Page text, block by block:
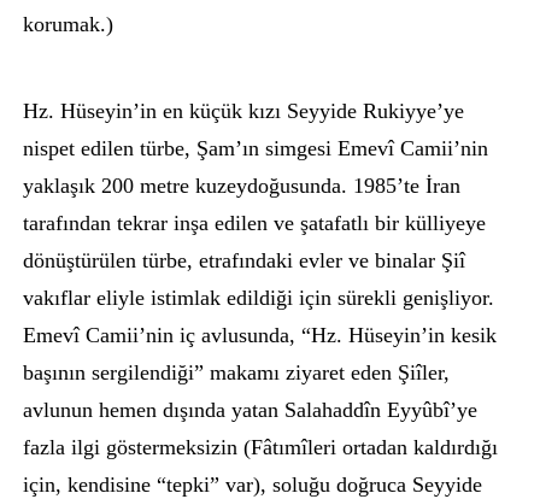
korumak.)
Hz. Hüseyin’in en küçük kızı Seyyide Rukiyye’ye
nispet edilen türbe, Şam’ın simgesi Emevî Camii’nin
yaklaşık 200 metre kuzeydoğusunda. 1985’te İran
tarafından tekrar inşa edilen ve şatafatlı bir külliyeye
dönüştürülen türbe, etrafındaki evler ve binalar Şiî
vakıflar eliyle istimlak edildiği için sürekli genişliyor.
Emevî Camii’nin iç avlusunda, “Hz. Hüseyin’in kesik
başının sergilendiği” makamı ziyaret eden Şiîler,
avlunun hemen dışında yatan Salahaddîn Eyyûbî’ye
fazla ilgi göstermeksizin (Fâtımîleri ortadan kaldırdığı
için, kendisine “tepki” var), soluğu doğruca Seyyide